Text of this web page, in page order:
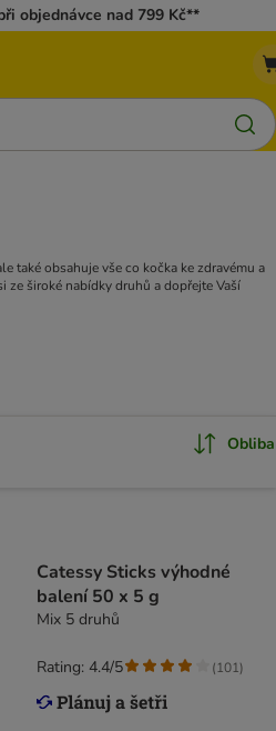
objednávce nad 799 Kč**
také obsahuje vše co kočka ke zdravému a
široké nabídky druhů a dopřejte Vaší
Obliba
Catessy Sticks výhodné
balení 50 x 5 g
Mix 5 druhů
Rating: 4.4/5 (101)